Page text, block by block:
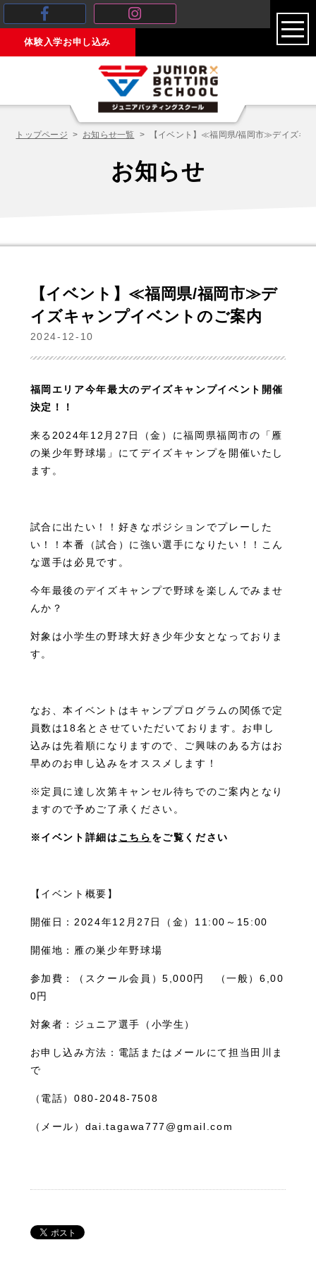
体験入学お申し込み
toggle
トップページ お知らせ一覧 【イベント】≪福岡県/福岡市≫デイズキ
お知らせ
【イベント】≪福岡県/福岡市≫デ
イズキャンプイベントのご案内
2024-12-10
福岡エリア今年最大のデイズキャンプイベント開催
決定！！
来る2024年12月27日（金）に福岡県福岡市の「雁
の巣少年野球場」にてデイズキャンプを開催いたし
ます。
試合に出たい！！好きなポジションでプレーした
い！！本番（試合）に強い選手になりたい！！こん
な選手は必見です。
今年最後のデイズキャンプで野球を楽しんでみませ
んか？
対象は小学生の野球大好き少年少女となっておりま
す。
なお、本イベントはキャンププログラムの関係で定
員数は18名とさせていただいております。お申し
込みは先着順になりますので、ご興味のある方はお
早めのお申し込みをオススメします！
※定員に達し次第キャンセル待ちでのご案内となり
ますので予めご了承ください。
※イベント詳細は こちら をご覧ください
【イベント概要】
開催日：2024年12月27日（金）11:00～15:00
開催地：雁の巣少年野球場
参加費：（スクール会員）5,000円 （一般）6,00
0円
対象者：ジュニア選手（小学生）
お申し込み方法：電話またはメールにて担当田川ま
で
（電話）080-2048-7508
（メール）dai.tagawa777@gmail.com